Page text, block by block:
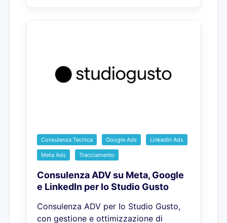
Consulenza Tecnica Google Ads LinkedIn Ads
Meta Ads Tracciamento
Consulenza ADV su Meta, Google
e LinkedIn per Io Studio Gusto
Consulenza ADV per Io Studio Gusto,
con gestione e ottimizzazione di